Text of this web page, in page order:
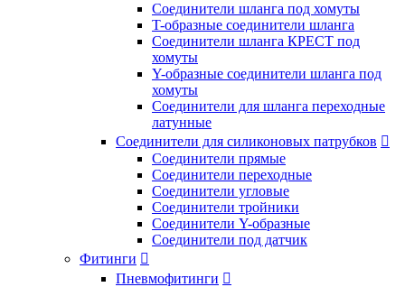
Соединители шланга под хомуты
T-образные соединители шланга
Соединители шланга КРЕСТ под
хомуты
Y-образные соединители шланга под
хомуты
Соединители для шланга переходные
латунные
Соединители для силиконовых патрубков 
Соединители прямые
Соединители переходные
Соединители угловые
Соединители тройники
Соединители Y-образные
Соединители под датчик
Фитинги 
Пневмофитинги 